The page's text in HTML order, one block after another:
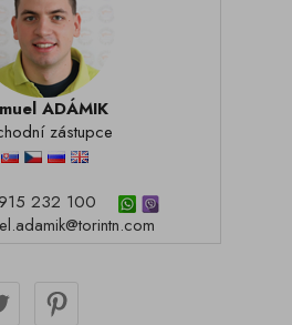
ADÁMIK
zástupce
232 100